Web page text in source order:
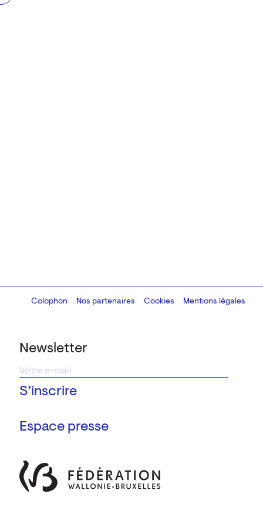
Newsletter
Espace presse
Colophon
Design:Marcel Kaczmarek, code:8080.studio
Nos partenaires Cookies Mentions légales